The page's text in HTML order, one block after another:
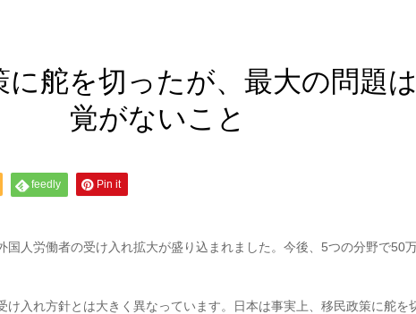
に舵を切ったが、最大の問題
覚がないこと
feedly Pin it
人労働者の受け入れ拡大が盛り込まれました。今後、5つの分野で50
入れ方針とは大きく異なっています。日本は事実上、移民政策に舵を